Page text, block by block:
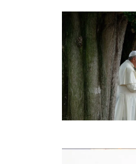
Use limited data to select
IAB Special Features:
Use precise geolocation data
Identify devices based on
Non-IAB processing purposes: